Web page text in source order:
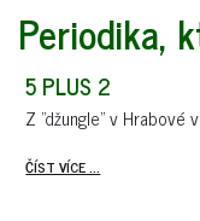
Periodika,
5 PLUS 2
Z "džungle" v Hrabové
ČÍST VÍCE ...